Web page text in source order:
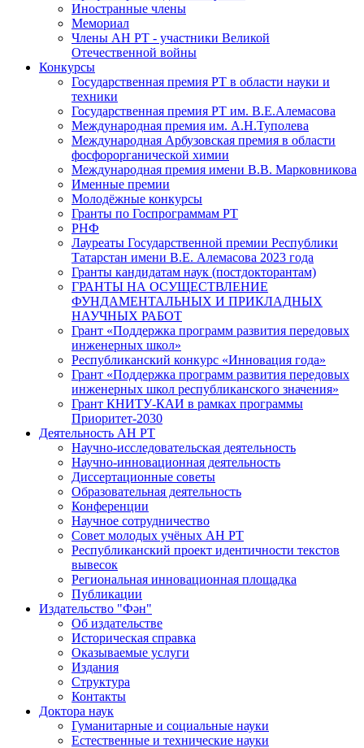
Иностранные члены
Мемориал
Члены АН РТ - участники Великой
Отечественной войны
Конкурсы
Государственная премия РТ в области науки и
техники
Государственная премия РТ им. В.Е.Алемасова
Международная премия им. А.Н.Туполева
Международная Арбузовская премия в области
фосфорорганической химии
Международная премия имени В.В. Марковникова
Именные премии
Молодёжные конкурсы
Гранты по Госпрограммам РТ
РНФ
Лауреаты Государственной премии Республики
Татарстан имени В.Е. Алемасова 2023 года
Гранты кандидатам наук (постдокторантам)
ГРАНТЫ НА ОСУЩЕСТВЛЕНИЕ
ФУНДАМЕНТАЛЬНЫХ И ПРИКЛАДНЫХ
НАУЧНЫХ РАБОТ
Грант «Поддержка программ развития передовых
инженерных школ»
Республиканский конкурс «Инновация года»
Грант «Поддержка программ развития передовых
инженерных школ республиканского значения»
Грант КНИТУ-КАИ в рамках программы
Приоритет-2030
Деятельность АН РТ
Научно-исследовательская деятельность
Научно-инновационная деятельность
Диссертационные советы
Образовательная деятельность
Конференции
Научное сотрудничество
Совет молодых учёных АН РТ
Республиканский проект идентичности текстов
вывесок
Региональная инновационная площадка
Публикации
Издательство "Фән"
Об издательстве
Историческая справка
Оказываемые услуги
Издания
Структура
Контакты
Доктора наук
Гуманитарные и социальные науки
Естественные и технические науки